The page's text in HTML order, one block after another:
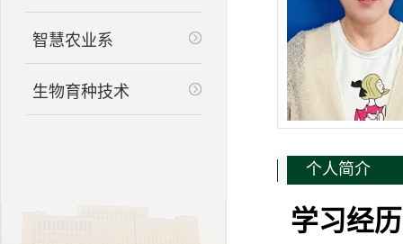
智慧农业系
生物育种技术
个人简介
学习经